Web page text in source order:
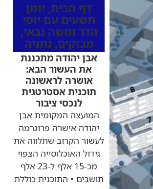
דף הבית, יומן
תשעים עם יוסי
הדר ומשה גבאי,
מבזקים, נתניה
אבן יהודה מתכננת
את העשור הבא:
אושרה לראשונה
תוכנית אסטרטגית
לנכסי ציבור
המועצה המקומית אבן
יהודה אישרה פרוגרמה
לעשור הקרוב שתלווה את
גידול האוכלוסייה הצפוי
מכ-15 אלף ל-23 אלף
תושבים • התוכנית כוללת